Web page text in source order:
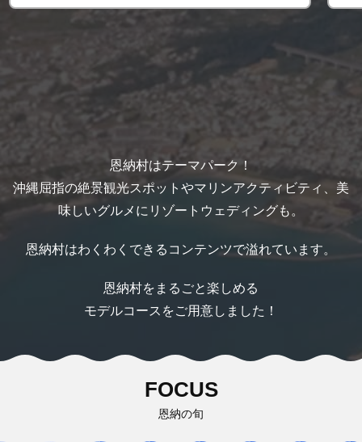
恩納村はテーマパーク！
沖縄屈指の絶景観光スポットやマリンアクティビティ、美
味しいグルメにリゾートウェディングも。
恩納村はわくわくできるコンテンツで溢れています。
恩納村をまるごと楽しめる
モデルコースをご用意しました！
FOCUS
恩納の旬